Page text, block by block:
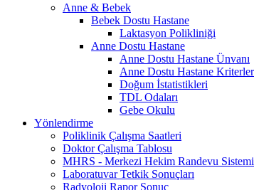
Anne & Bebek
Bebek Dostu Hastane
Laktasyon Polikliniği
Anne Dostu Hastane
Anne Dostu Hastane Ünvanı
Anne Dostu Hastane
Doğum İstatistikleri
TDL Odaları
Gebe Okulu
Yönlendirme
Poliklinik Çalışma Saatleri
Doktor Çalışma Tablosu
MHRS - Merkezi Hekim Randevu Sistemi
Laboratuvar Tetkik Sonuçları
Radyoloji Rapor Sonuç